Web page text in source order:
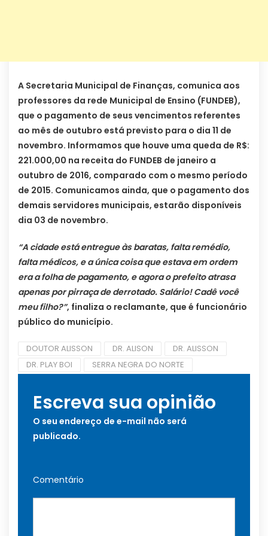
A Secretaria Municipal de Finanças, comunica aos
professores da rede Municipal de Ensino (FUNDEB),
que o pagamento de seus vencimentos referentes
ao mês de outubro está previsto para o dia 11 de
novembro. Informamos que houve uma queda de R$:
221.000,00 na receita do FUNDEB de janeiro a
outubro de 2016, comparado com o mesmo período
de 2015. Comunicamos ainda, que o pagamento dos
demais servidores municipais, estarão disponíveis
dia 03 de novembro.
“A cidade está entregue às baratas, falta remédio,
falta médicos, e a única coisa que estava em ordem
era a folha de pagamento, e agora o prefeito atrasa
apenas por pirraça de derrotado. Salário! Cadê você
meu filho?”, finaliza o reclamante, que é funcionário
público do município.
DOUTOR ALISSON DR. ALISON
DR. ALISSON
DR. PLAY BOI
SERRA NEGRA DO NORTE
Escreva sua opinião
O seu endereço de e-mail não será
publicado.
Comentário